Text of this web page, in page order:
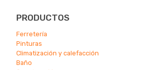
PRODUCTOS
Ferretería
Pinturas
Climatización y calefacción
Baño